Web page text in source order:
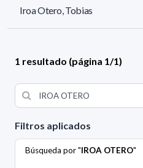
Filtros aplicados
Búsqueda por "IROA OTERO"
Iroa Otero, Tobias
1 resultado (página 1/1)